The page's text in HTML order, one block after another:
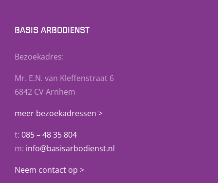
BASIS ARBODIENST
Bezoekadres:
Mr. E.N. van Kleffenstraat 6
6842 CV Arnhem
meer bezoekadressen >
t: 085 – 48 35 804
m: info@basisarbodienst.nl
Neem contact op >